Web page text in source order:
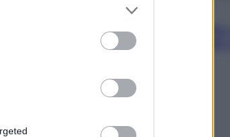
You may click to grant or
for below specified purposes
immediato
nella
gruppo
“Non si
Viaggi
Eclissi totale e stelle
ammirare il cielo più